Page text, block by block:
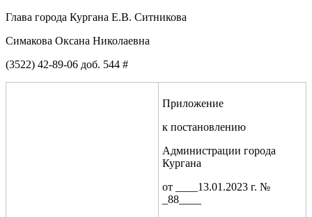
Глава города Кургана Е.В. Ситникова
Симакова Оксана Николаевна
(3522) 42-89-06 доб. 544 #
Приложение
к постановлению
Администрации города
Кургана
от ____13.01.2023 г. №
_88____